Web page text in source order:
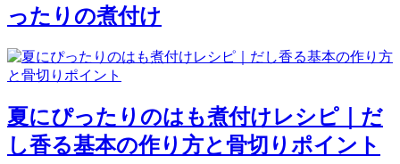
ったりの煮付け
夏にぴったりのはも煮付けレシピ｜だ
し香る基本の作り方と骨切りポイント